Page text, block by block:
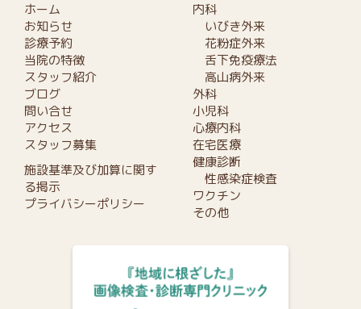
ホーム
お知らせ
診療予約
当院の特徴
スタッフ紹介
ブログ
問い合せ
アクセス
スタッフ募集
施設基準及び加算に関す
る掲示
プライバシーポリシー
内科
いびき外来
花粉症外来
舌下免疫療法
高山病外来
外科
小児科
心療内科
在宅医療
健康診断
性感染症検査
ワクチン
その他